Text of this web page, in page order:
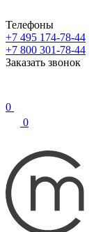
Телефоны
+7 495 174-78-44
+7 800 301-78-44
Заказать звонок
0
0